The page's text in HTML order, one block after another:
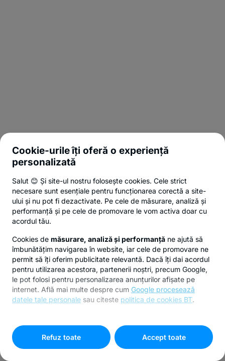
Cookie-urile îți oferă o experiență
personalizată
Salut 😊 Și site-ul nostru folosește cookies. Cele strict
necesare sunt esențiale pentru funcționarea corectă a site-
ului și nu pot fi dezactivate. Pe cele de măsurare, analiză și
performanță și pe cele de promovare le vom activa doar cu
acordul tău.
Cookies de măsurare, analiză și performanță ne ajută să
îmbunătățim navigarea în website, iar cele de promovare ne
permit să îți oferim publicitate relevantă. Dacă îți dai acordul
pentru utilizarea acestora, partenerii noștri, precum Google,
le pot folosi pentru personalizarea anunțurilor afișate pe
internet. Află mai multe despre cum Google procesează
datele tale personale sau citeste politica de cookies BT.
cookies"
Refuz toate
Accept toate